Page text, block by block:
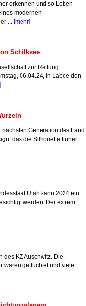
erkennen und so Leben
modernen
... [mehr]
Schilksee
zur Rettung
06.04.24, in Laboe den
Generation des Land
das die Silhouette früher
Utah kann 2024 ein
werden. Der extrem
des KZ Auschwitz. Die
waren geflüchtet und viele